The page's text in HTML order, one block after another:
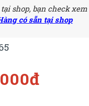
shop, bạn check xem
có sẵn tại shop